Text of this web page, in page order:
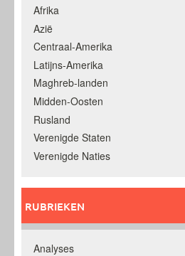
Afrika
Azië
Centraal-Amerika
Latijns-Amerika
Maghreb-landen
Midden-Oosten
Rusland
Verenigde Staten
Verenigde Naties
RUBRIEKEN
Analyses